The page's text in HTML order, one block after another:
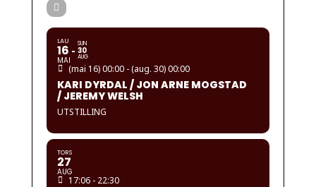
LAU
16
MAI
SUN
30
AUG
(mai 16) 00:00 - (aug. 30) 00:00
KARI DYRDAL / JON ARNE MOGSTAD
/ JEREMY WELSH
UTSTILLING
TORS
27
AUG
17:06 - 22:30